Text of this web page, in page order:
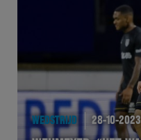
WEDSTRIJD 28-10-2023